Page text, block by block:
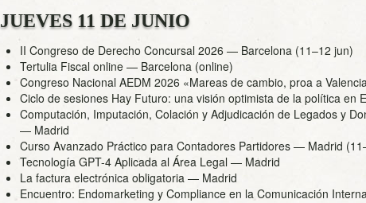
JUEVES 11 DE JUNIO
II Congreso de Derecho Concursal 2026 — Barcelona (11–12 jun)
Tertulia Fiscal online — Barcelona (online)
Congreso Nacional AEDM 2026 «Mareas de cambio, proa a
Ciclo de sesiones Hay Futuro: una visión optimista de la política en
Computación, Imputación, Colación y Adjudicación de Legados y
— Madrid
Curso Avanzado Práctico para Contadores Partidores — Madrid
Tecnología GPT-4 Aplicada al Área Legal — Madrid
La factura electrónica obligatoria — Madrid
Encuentro: Endomarketing y Compliance en la Comunicación